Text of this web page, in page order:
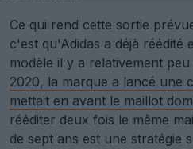
Ce qui rend cette sortie
c'est qu'Adidas a déjà réédité
modèle il y a relativement peu
2020, la marque a lancé une
mettait en avant le maillot
rééditer deux fois le même
de sept ans est une stratégie